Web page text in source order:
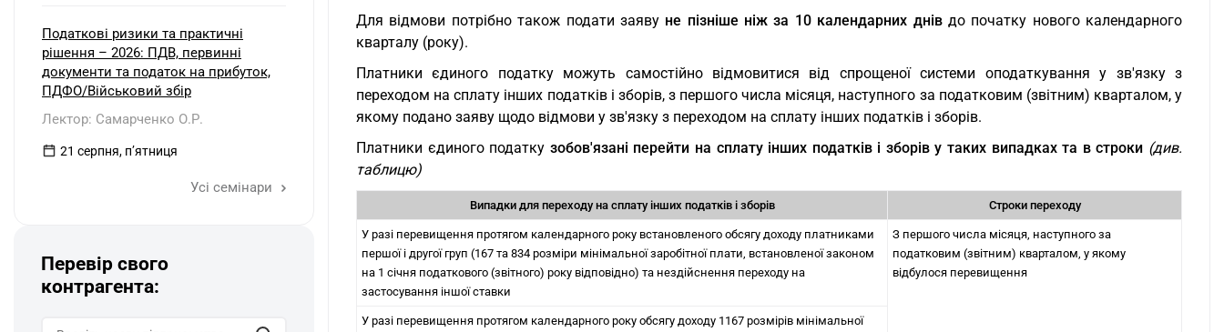
Для відмови потрібно також подати заяву не пізніше ніж за 10 календарних днівдо початку нового календарного
кварталу (року).
Платники єдиного податку можуть самостійно відмовитися від спрощеної системи оподаткування у зв'язку з
переходом на сплату інших податків і зборів, з першого числа місяця, наступного за податковим (звітним) кварталом, у
якому подано заяву щодо відмови у зв'язку з переходом на сплату інших податків і зборів.
Платники єдиного податку зобов'язані перейти на сплату інших податків і зборів у таких випадках та в строки (див.
таблицю)
Випадки для переходу на сплату інших податків і зборів Строки переходу
У разі перевищення протягом календарного року встановленого обсягу доходу платниками
першої і другої груп (167 та 834 розміри мінімальної заробітної плати, встановленої законом
на 1 січня податкового (звітного) року відповідно) та нездійснення переходу на
застосування іншої ставки
З першого числа місяця, наступного за
податковим (звітним) кварталом, у якому
відбулося перевищення
У разі перевищення протягом календарного року обсягу доходу 1167 розмірів мінімальної
Податкові ризики та практичні
рішення – 2026: ПДВ, первинні
документи та податок на прибуток,
ПДФО/Військовий збір
Лектор: Самарченко О.Р.
21 серпня, пʼятниця
Усі семінари
Перевір свого
контрагента: